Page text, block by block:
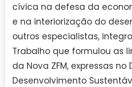
cívica na defesa da
e na interiorização do
outros especialistas,
Trabalho que formulou as
da Nova ZFM, expressas
Desenvolvimento